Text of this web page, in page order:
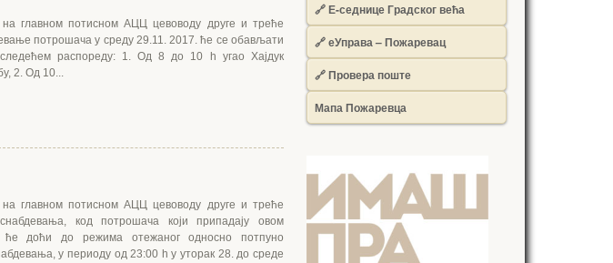
на главном потисном АЦЦ цевоводу друге и треће
потрошача у среду 29.11. 2017. ће се обављати
распореду: 1. Од 8 до 10 h угао Хајдук
2. Од 10...
на главном потисном АЦЦ цевоводу друге и треће
код потрошача који припадају овом
ће доћи до режима отежаног односно потпуно
у периоду од 23:00 h у уторак 28. до среде
🔗 Е-седнице Градског већа
🔗 еУправа – Пожаревац
🔗 Провера поште
Мапа Пожаревца